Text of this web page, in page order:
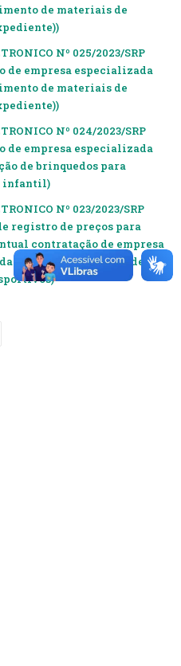
de materiais de
Nº 025/2023/SRP
de empresa especializada
de materiais de
Nº 024/2023/SRP
de empresa especializada
de brinquedos para
infantil)
Nº 023/2023/SRP
registro de preços para
contratação de empresa
para o fornecimento de